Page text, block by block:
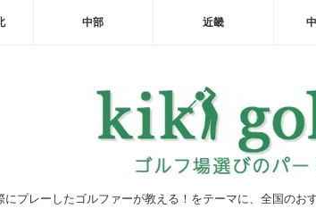
中部 近畿
にプレーしたゴルファーが教える！をテーマに、全国のお